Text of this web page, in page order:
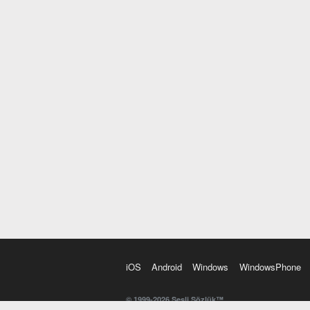
iOS Android Windows WindowsPhone
© 1999-2026 Sesli Sözlük™